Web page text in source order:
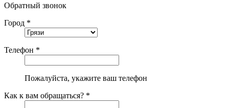
Обратный звонок
Город *
Телефон *
Пожалуйста, укажите ваш телефон
Как к вам обращаться? *